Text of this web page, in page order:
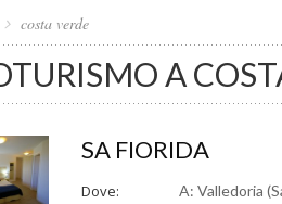
costa verde
A
SA FIORIDA
Dove:
A: Valledoria